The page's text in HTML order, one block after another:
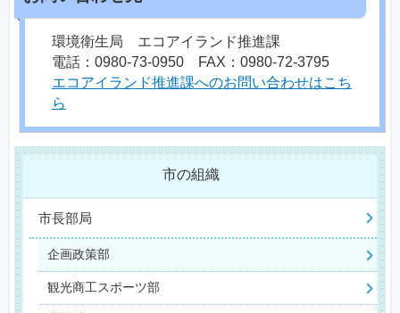
環境衛生局 エコアイランド推進課
電話：0980-73-0950 FAX：0980-72-3795
エコアイランド推進課へのお問い合わせはこち
ら
市の組織
市長部局
企画政策部
観光商工スポーツ部